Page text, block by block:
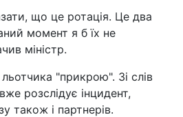
що це ротація. Це два
момент я б їх не
міністр.
"прикрою". Зі слів
розслідує інцидент,
також і партнерів.